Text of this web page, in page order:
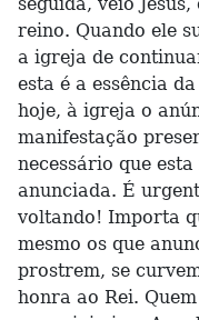
reino. Quando ele
a igreja de
esta é a essência
hoje, à igreja o
manifestação
necessário que
anunciada. É
voltando! Importa
mesmo os que
prostrem, se
honra ao Rei.